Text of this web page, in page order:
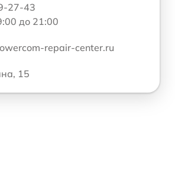
27-43
до 21:00
repair-center.ru
15